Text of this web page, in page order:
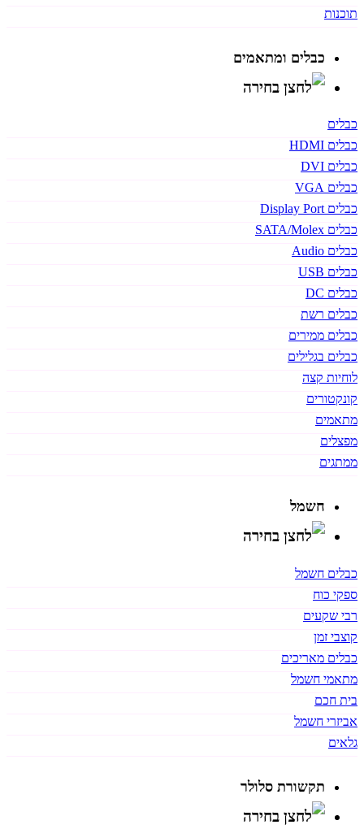
תוכנות
כבלים ומתאמים
כבלים
כבלים HDMI
כבלים DVI
כבלים VGA
כבלים Display Port
כבלים SATA/Molex
כבלים Audio
כבלים USB
כבלים DC
כבלים רשת
כבלים ממירים
כבלים בגלילים
לוחיות קצה
קונקטורים
מתאמים
מפצלים
ממתגים
חשמל
כבלים חשמל
ספקי כוח
רבי שקעים
קוצבי זמן
כבלים מאריכים
מתאמי חשמל
בית חכם
אביזרי חשמל
גלאים
תקשורת סלולר